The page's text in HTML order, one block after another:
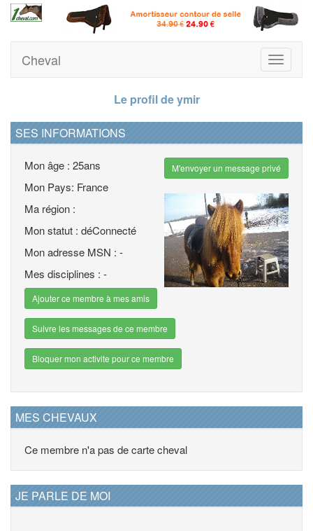
Toggle
Cheval
Le profil de ymir
SES INFORMATIONS
Mon âge : 25ans
Mon Pays: France
Ma région :
Mon statut : déConnecté
Mon adresse MSN : -
Mes disciplines : -
Ajouter ce membre à mes amis
Suivre les messages de ce membre
Bloquer mon activite pour ce membre
M'envoyer un message privé
MES CHEVAUX
Ce membre n'a pas de carte cheval
JE PARLE DE MOI